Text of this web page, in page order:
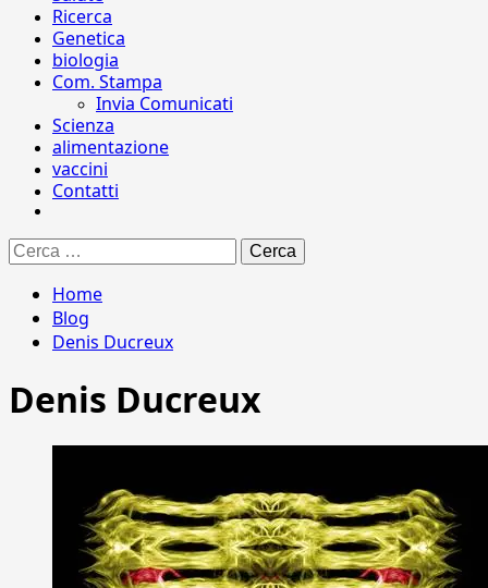
Ricerca
Genetica
biologia
Com. Stampa
Invia Comunicati
Scienza
alimentazione
vaccini
Contatti
Ricerca
per:
Home
Blog
Denis Ducreux
Denis Ducreux